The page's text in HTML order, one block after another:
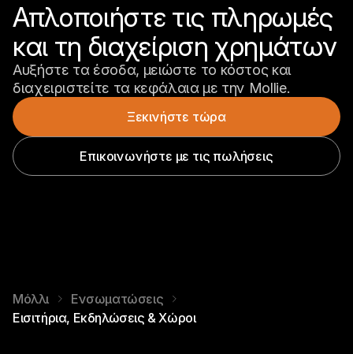
Απλοποιήστε τις πληρωμές
και τη διαχείριση χρημάτων
Αυξήστε τα έσοδα, μειώστε το κόστος και
διαχειριστείτε τα κεφάλαια με την Mollie.
Ξεκινήστε τώρα
Επικοινωνήστε με τις πωλήσεις
Μόλλι
Ενσωματώσεις
Εισιτήρια, Εκδηλώσεις & Χώροι